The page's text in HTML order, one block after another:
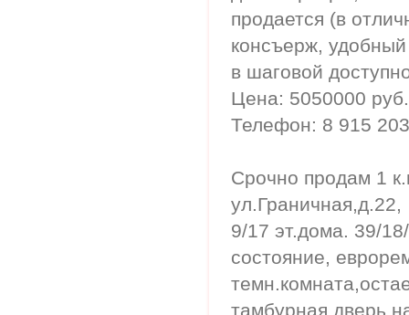
продается (в
консъерж,
в шаговой
Цена: 5050000 руб.
Телефон: 8 915
Срочно продам 1
ул.Граничная,д.22,
9/17 эт.дома. 39/
состояние,
тамбурная дверь